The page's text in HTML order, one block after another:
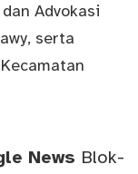
Advokasi
serta
News Blok-